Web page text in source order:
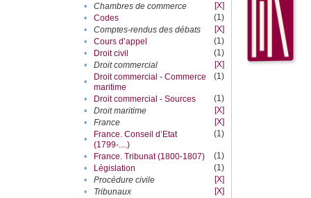
•
Chambres de commerce
[X]
•
Codes
(1)
•
Comptes-rendus des débats
[X]
•
Cours d’appel
(1)
•
Droit civil
(1)
•
Droit commercial
[X]
•
Droit commercial - Commerce
maritime
(1)
• Droit commercial - Sources
(1)
•
Droit maritime
[X]
•
France
[X]
•
France. Conseil d’Etat
(1799-....)
(1)
• France. Tribunat (1800-1807)
(1)
•
Législation
(1)
•
Procédure civile
[X]
•
Tribunaux
[X]